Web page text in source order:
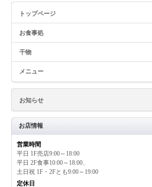
トップページ
お食事処
干物
メニュー
お知らせ
お店情報
営業時間
平日 1F売店9:00～18:00
平日 2F食事10:00～18:00、
土日祝 1F・2Fとも9:00～19:00
定休日